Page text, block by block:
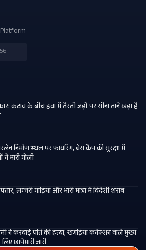
कटाव के बीच हवा में तैरती जड़ों पर सीना ताने खड़ा है
निर्माण स्थल पर फायरिंग, बेस कैंप की सुरक्षा में
ने मारी गोली
लग्जरी गाड़ियां और भारी मात्रा में विदेशी शराब
ने करवाई पति की हत्या, खगड़िया कनेक्शन वाले मुख्य
छापेमारी जारी